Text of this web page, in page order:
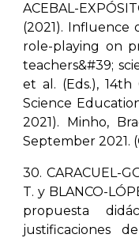
ACEBAL-
(2021).
role-playing on
teachers&#39;
et al. (Eds.),
Science
2021). Minho,
September 2021.
30. CARACUEL-
T. y BLANCO-
propuesta
justificaciones